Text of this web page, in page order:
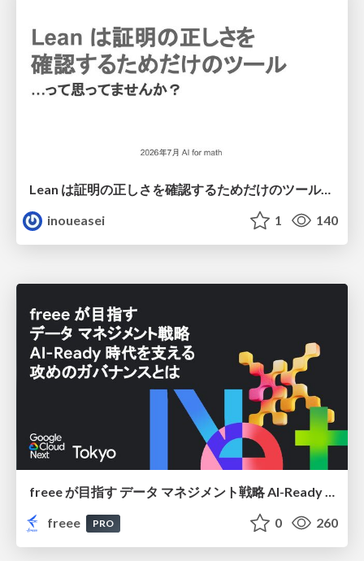
Lean は証明の正しさを確認するためだけのツールって思ってませんか？
inoueasei
1 140
freee が目指す データ マネジメント戦略 AI-Ready 時代を支える 攻めのガバナンスとは
freee
PRO 0 260